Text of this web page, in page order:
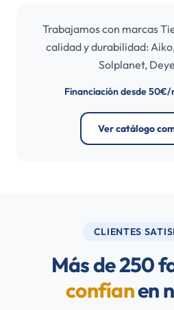
Trabajamos con marcas
calidad y durabilidad:
Solplanet,
Financiación desde 50€/
Ver catálogo
CLIENTES
Más de 250
confíanen